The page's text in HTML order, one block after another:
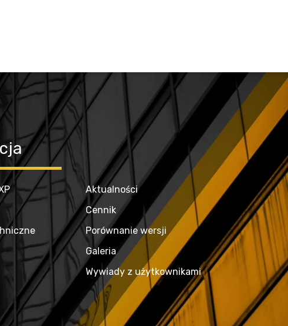
Aktualności
Cennik
Porównanie wersji
Galeria
Wywiady z użytkownikami